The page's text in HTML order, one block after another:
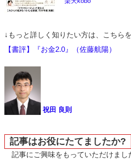
↓もっと詳しく知りたい方は、こちら
【書評】『お金2.0』（佐藤航陽）
祝田 良則
記事はお役にたてましたか?
記事にご興味をもっていただけまし